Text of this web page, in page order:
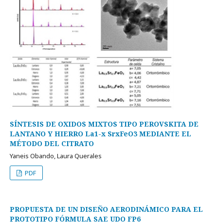
SÍNTESIS DE OXIDOS MIXTOS TIPO PEROVSKITA DE
LANTANO Y HIERRO La1-x SrxFeO3 MEDIANTE EL
MÉTODO DEL CITRATO
Yaneis Obando, Laura Querales
PDF
PROPUESTA DE UN DISEÑO AERODINÁMICO PARA EL
PROTOTIPO FÓRMULA SAE UDO FP6